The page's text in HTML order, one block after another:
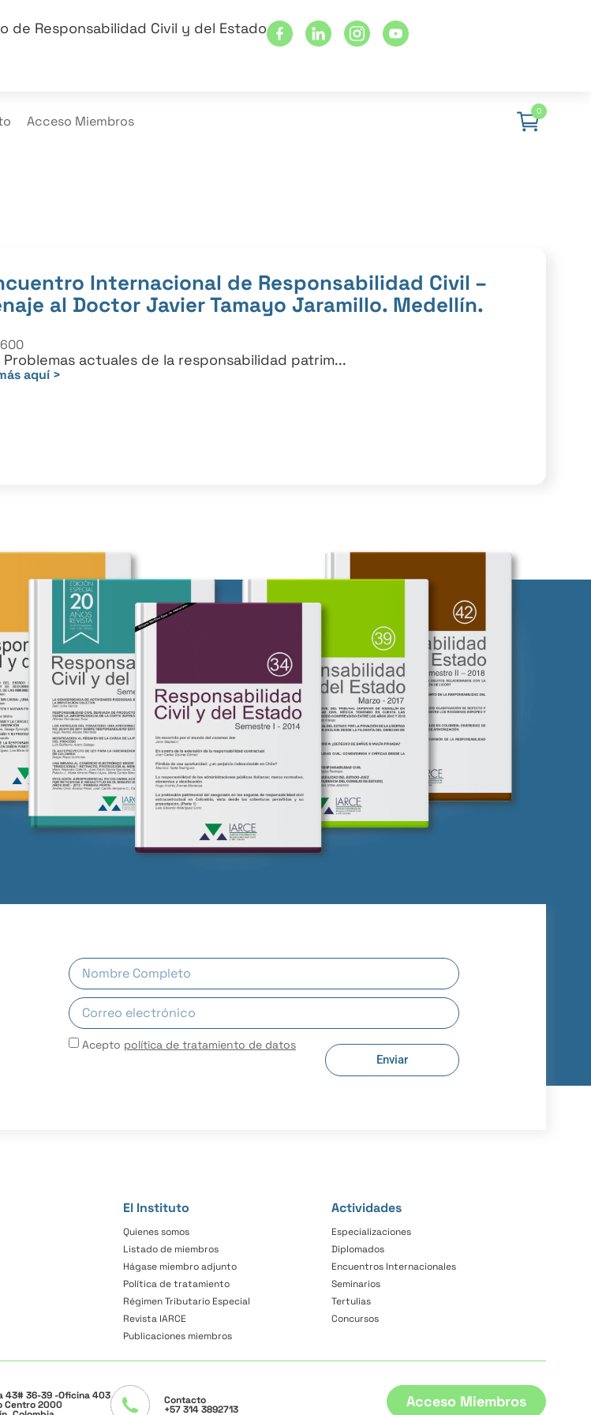
de Responsabilidad Civil y del Estado
Acceso Miembros
0
Internacional de Responsabilidad Civil –
al Doctor Javier Tamayo Jaramillo. Medellín.
Problemas actuales de la responsabilidad patrim...
aquí >
Acepto política de tratamiento de datos
Enviar
El Instituto
Quienes somos
Listado de miembros
Hágase miembro adjunto
Política de tratamiento
Régimen Tributario Especial
Revista IARCE
Publicaciones miembros
Actividades
Especializaciones
Diplomados
Encuentros Internacionales
Seminarios
Tertulias
Concursos
43# 36-39-Oficina 403
Centro 2000 Contacto
+57 314 3892713 Acceso Miembros